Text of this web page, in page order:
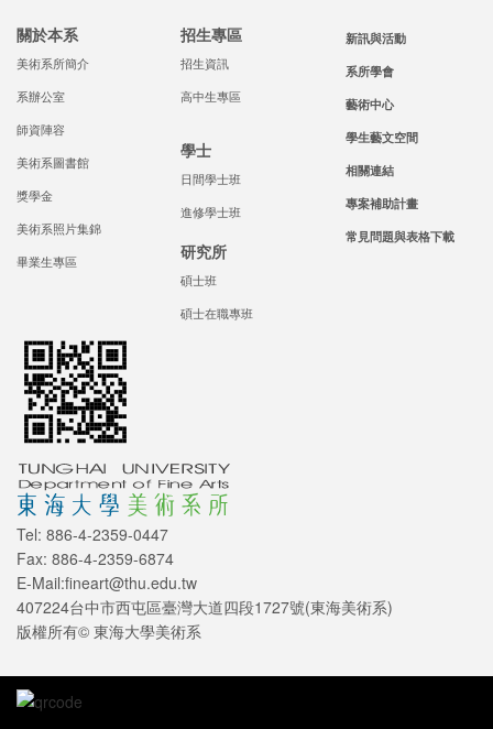
關於本系
美術系所簡介
系辦公室
師資陣容
美術系圖書館
獎學金
美術系照片集錦
畢業生專區
招生專區
招生資訊
高中生專區
學士
日間學士班
進修學士班
研究所
碩士班
碩士在職專班
新訊與活動
系所學會
藝術中心
學生藝文空間
相關連結
專案補助計畫
常見問題與表格下載
Tel: 886-4-2359-0447
Fax: 886-4-2359-6874
E-Mail:fineart@thu.edu.tw
407224台中市西屯區臺灣大道四段1727號(東海美術系)
版權所有© 東海大學美術系